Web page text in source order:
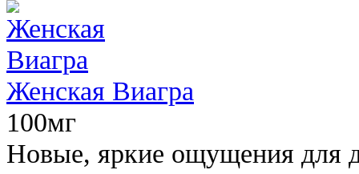
Женская Виагра
100мг
Новые, яркие ощущения для